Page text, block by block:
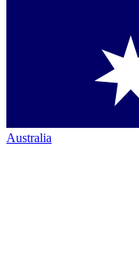
Australia